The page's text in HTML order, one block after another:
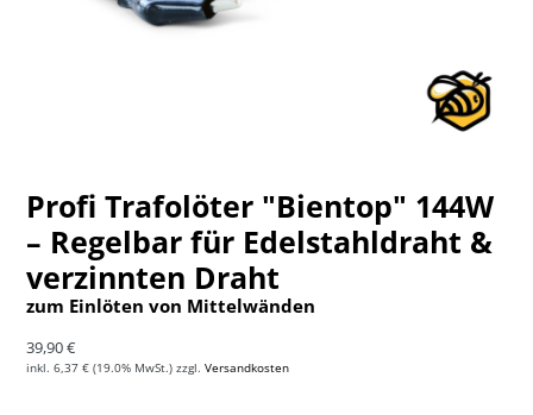
Profi Trafolöter "Bientop" 144W
– Regelbar für Edelstahldraht &
verzinnten Draht
zum Einlöten von Mittelwänden
Normaler Preis
39,90 €
inkl. 6,37 € (19.0% MwSt.) zzgl. Versandkosten